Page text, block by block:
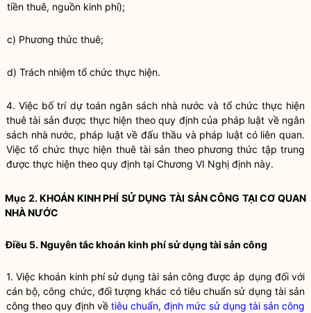
tiền thuê, nguồn kinh phí);
c) Phương thức thuê;
d) Trách nhiệm tổ chức thực hiện.
4. Việc bố trí dự toán ngân sách nhà nước và tổ chức thực hiện
thuê tài sản được thực hiện theo quy định của pháp luật về ngân
sách nhà nước, pháp luậtvề đấu thầu và pháp luậtcó liên quan.
Việc tổ chức thực hiện thuê tài sản theo phương thức tập trung
được thực hiện theo quy định tại Chương VI Nghị định này.
Mục 2. KHOÁN KINH PHÍ SỬ DỤNGTÀI SẢN CÔNG TẠI CƠ QUAN
NHÀ NƯỚC
Điều 5. Nguyên tắc khoán kinh phí sử dụng tài sản công
1. Việc khoán kinh phí sử dụng tài sản công được áp dụng đối với
cán bộ, công chức, đối tượng khác có tiêu chuẩn sử dụng tài sản
công theo quy định về tiêu chuẩn, định mức sử dụng tài sản công